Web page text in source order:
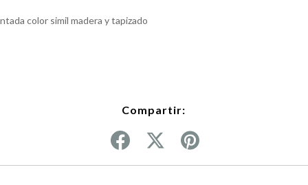
color simil madera y tapizado
Compartir: